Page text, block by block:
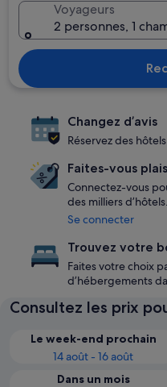
Voyageurs
2 personnes, 1
Changez d’avis
Réservez des
Faites-vous
Connectez-vous
des milliers d’hôtels.
Se connecter
Trouvez votre
Faites votre choix
d’hébergements
Consultez les prix
Le week-end prochain
14 août - 16 août
Dans un mois